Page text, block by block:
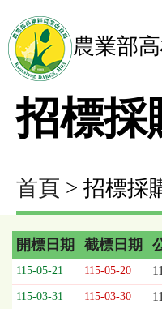
農業部
招標採
首頁 > 招標採
招
標
採
開標日期 截標日期
115-05-21 115-05-20
115-03-31 115-03-30